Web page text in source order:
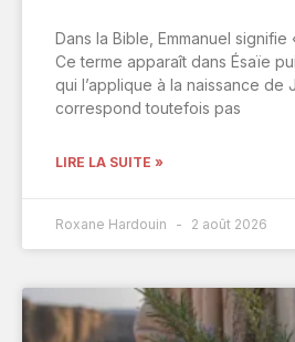
Dans la Bible, Emmanuel signifie
Ce terme apparaît dans Ésaïe
qui l’applique à la naissance de
correspond toutefois pas
LIRE LA SUITE »
Roxane Hardouin 2 août 2026